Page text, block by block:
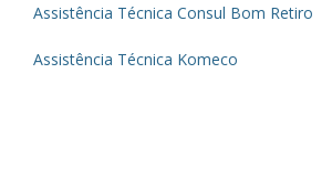
Assistência Técnica Consul Bom Retiro
Assistência Técnica Komeco